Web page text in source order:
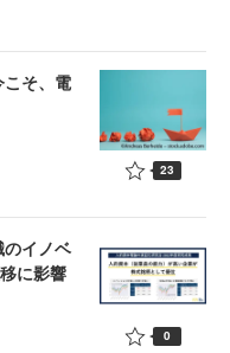
そ、電
23
イノベ
に影響
0